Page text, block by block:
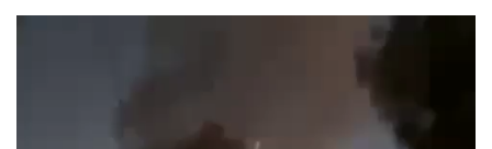
علوم وتكنولوجيا